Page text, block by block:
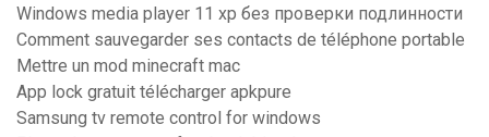
Windows media player 11 xp без проверки подлинности
Comment sauvegarder ses contacts de téléphone portable
Mettre un mod minecraft mac
App lock gratuit télécharger apkpure
Samsung tv remote control for windows